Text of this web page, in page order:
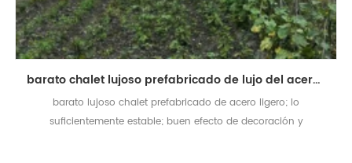
barato chalet lujoso prefabricado de lujo del acero ligero moderno para la venta
barato lujoso chalet prefabricado de acero ligero; lo
suficientemente estable; buen efecto de decoración y